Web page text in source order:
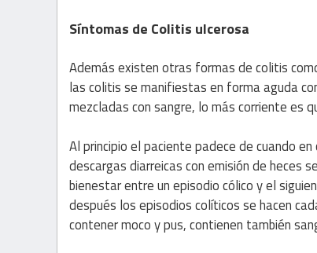
Síntomas de Colitis ulcerosa
Además existen otras formas de colitis
las colitis se manifiestas en forma aguda
mezcladas con sangre, lo más corriente es
Al principio el paciente padece de cuando
descargas diarreicas con emisión de heces
bienestar entre un episodio cólico y el
después los episodios colíticos se hacen
contener moco y pus, contienen también